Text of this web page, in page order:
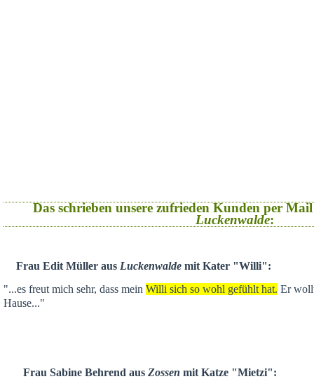
Das schrieben unsere zufrieden Kunden per
Luckenwalde:
Frau Edit Müller aus Luckenwalde mit Kater "Willi":
"...es freut mich sehr, dass mein Willi sich so wohl gefühlt hat. Er
Hause..."
Frau Sabine Behrend aus Zossen mit Katze "Mietzi":